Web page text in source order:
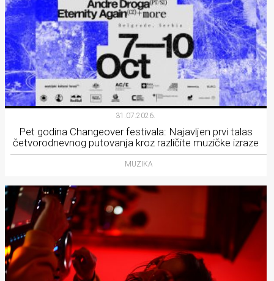
31.07.2026.
Pet godina Changeover festivala: Najavljen prvi talas
četvorodnevnog putovanja kroz različite muzičke izraze
MUZIKA